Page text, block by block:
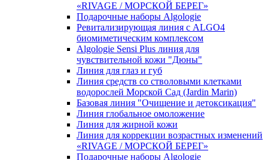
«RIVAGE / МОРСКОЙ БЕРЕГ»
Подарочные наборы Algologie
Ревитализирующая линия с ALGO4
биомиметическим комплексом
Algologie Sensi Plus линия для
чувcтвительной кожи "Дюны"
Линия для глаз и губ
Линия средств со стволовыми клетками
водорослей Морской Сад (Jardin Marin)
Базовая линия "Очищение и детоксикация"
Линия глобальное омоложение
Линия для жирной кожи
Линия для коррекции возрастных изменений
«RIVAGE / МОРСКОЙ БЕРЕГ»
Подарочные наборы Algologie